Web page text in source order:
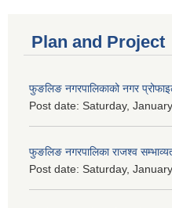
Plan and Project
फुङलिङ नगरपालिकाको नगर
Post date: Saturday,
फुङलिङ नगरपालिका राजश्व
Post date: Saturday,